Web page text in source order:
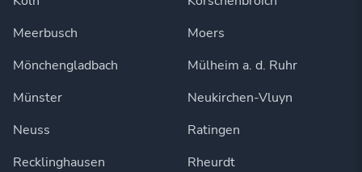
Meerbusch
Moers
Mönchengladbach
Mülheim a. d. Ruhr
Münster
Neukirchen-Vluyn
Neuss
Ratingen
Recklinghausen
Rheurdt